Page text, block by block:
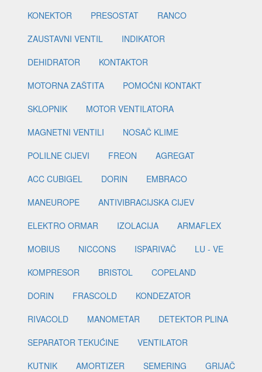
KONEKTOR
PRESOSTAT
RANCO
ZAUSTAVNI VENTIL
INDIKATOR
DEHIDRATOR
KONTAKTOR
MOTORNA ZAŠTITA
POMOĆNI KONTAKT
SKLOPNIK
MOTOR VENTILATORA
MAGNETNI VENTILI
NOSAČ KLIME
POLILNE CIJEVI
FREON
AGREGAT
ACC CUBIGEL
DORIN
EMBRACO
MANEUROPE
ANTIVIBRACIJSKA CIJEV
ELEKTRO ORMAR
IZOLACIJA
ARMAFLEX
MOBIUS
NICCONS ISPARIVAČ
LU - VE
KOMPRESOR
BRISTOL
COPELAND
DORIN
FRASCOLD
KONDEZATOR
RIVACOLD
MANOMETAR
DETEKTOR PLINA
SEPARATOR TEKUĆINE
VENTILATOR
KUTNIK
AMORTIZER SEMERING
GRIJAČ